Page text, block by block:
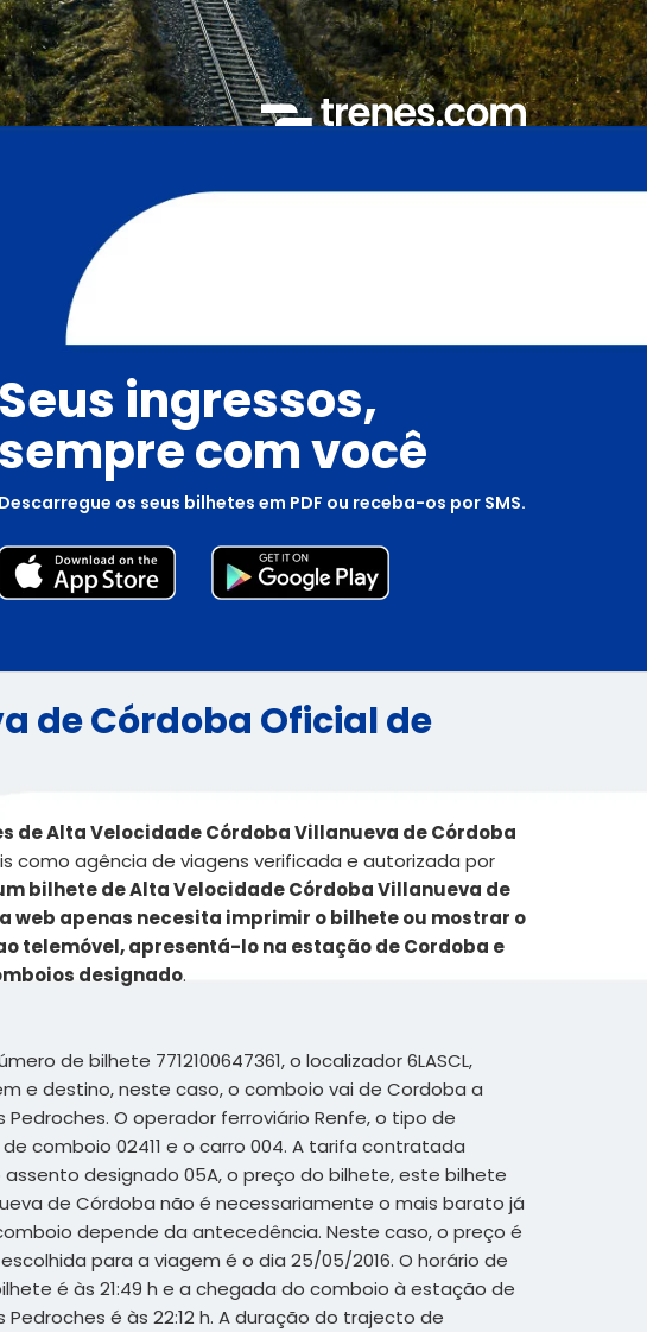
Seus ingressos,
sempre com você
Descarregue os seus bilhetes em PDF ou receba-os por SMS.
de Córdoba Oficial de
de Alta Velocidade Córdoba Villanueva de Córdoba
como agência de viagens verificada e autorizada por
bilhete de Alta Velocidade Córdoba Villanueva de
web apenas necesita imprimir o bilhete ou mostrar o
telemóvel, apresentá-lo na estação de Cordoba e
designado.
de bilhete 7712100647361, o localizador 6LASCL,
e destino, neste caso, o comboio vai de Cordoba a
Pedroches. O operador ferroviário Renfe, o tipo de
comboio 02411 e o carro 004. A tarifa contratada
assento designado 05A, o preço do bilhete, este bilhete
de Córdoba não é necessariamente o mais barato já
depende da antecedência. Neste caso, o preço é
para a viagem é o dia 25/05/2016. O horário de
é às 21:49 h e a chegada do comboio à estação de
Pedroches é às 22:12 h. A duração do trajecto de